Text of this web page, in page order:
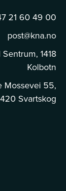
21 60 49 00
post@kna.no
Sentrum, 1418
Kolbotn
Mossevei 55,
Svartskog